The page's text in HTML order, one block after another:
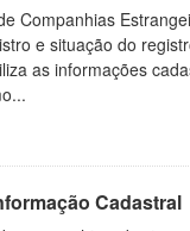
Companhias
e situação do
as informações
Cadastral